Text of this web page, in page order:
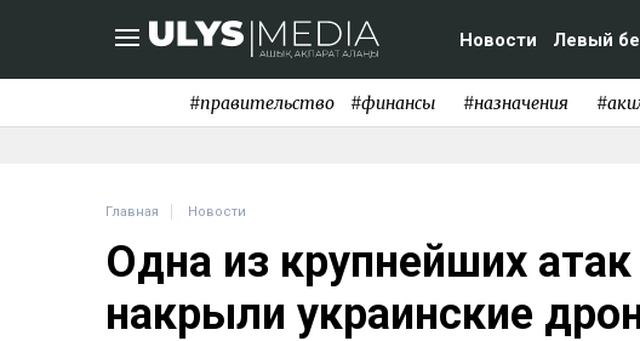
Новости Левый
#правительство #финансы #назначения
Главная Новости
Одна из крупнейших
накрыли украинские